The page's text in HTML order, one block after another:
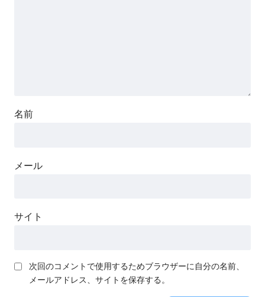
名前
メール
サイト
次回のコメントで使用するためブラウザーに自分の名前、
メールアドレス、サイトを保存する。